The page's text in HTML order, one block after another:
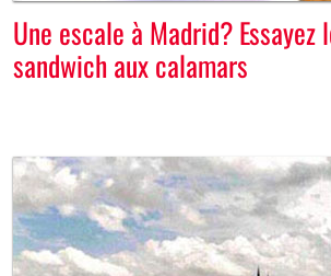
Une escale à Madrid?
sandwich aux calamars